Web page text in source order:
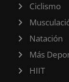
Ciclismo
Natación
Más
HIIT